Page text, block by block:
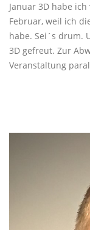
Januar 3D habe
Februar, weil ich
habe. Sei´s drum.
3D gefreut. Zur
Veranstaltung